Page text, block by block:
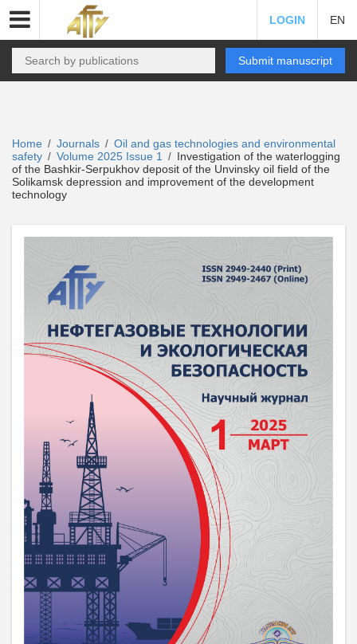
LOGIN EN
Submit manuscript
Home / Journals / Oil and gas technologies and environmental
safety / Volume 2025 Issue 1 / Investigation of the waterlogging
of the Bashkir-Serpukhov deposit of the Unvinsky oil field of the
Solikamsk depression and improvement of the development
technology